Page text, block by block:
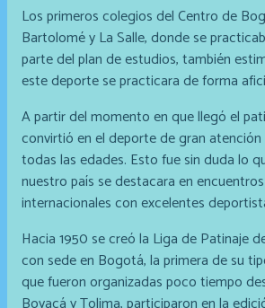
Los primeros colegios del Centro de
Bartolomé y La Salle, donde se
parte del plan de estudios, también
este deporte se practicara de forma
A partir del momento en que llegó el
convirtió en el deporte de gran
todas las edades. Esto fue sin duda lo
nuestro país se destacara en
internacionales con excelentes
Hacia 1950 se creó la Liga de Patinaje
con sede en Bogotá, la primera de su
que fueron organizadas poco tiempo